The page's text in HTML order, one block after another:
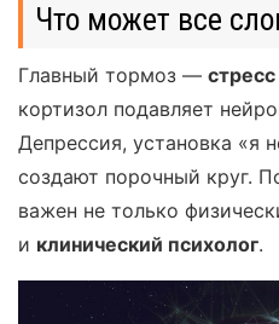
Что может все
Главный тормоз —
кортизол подавляет
Депрессия, установка «я
создают порочный круг.
важен не только
и клинический психолог.